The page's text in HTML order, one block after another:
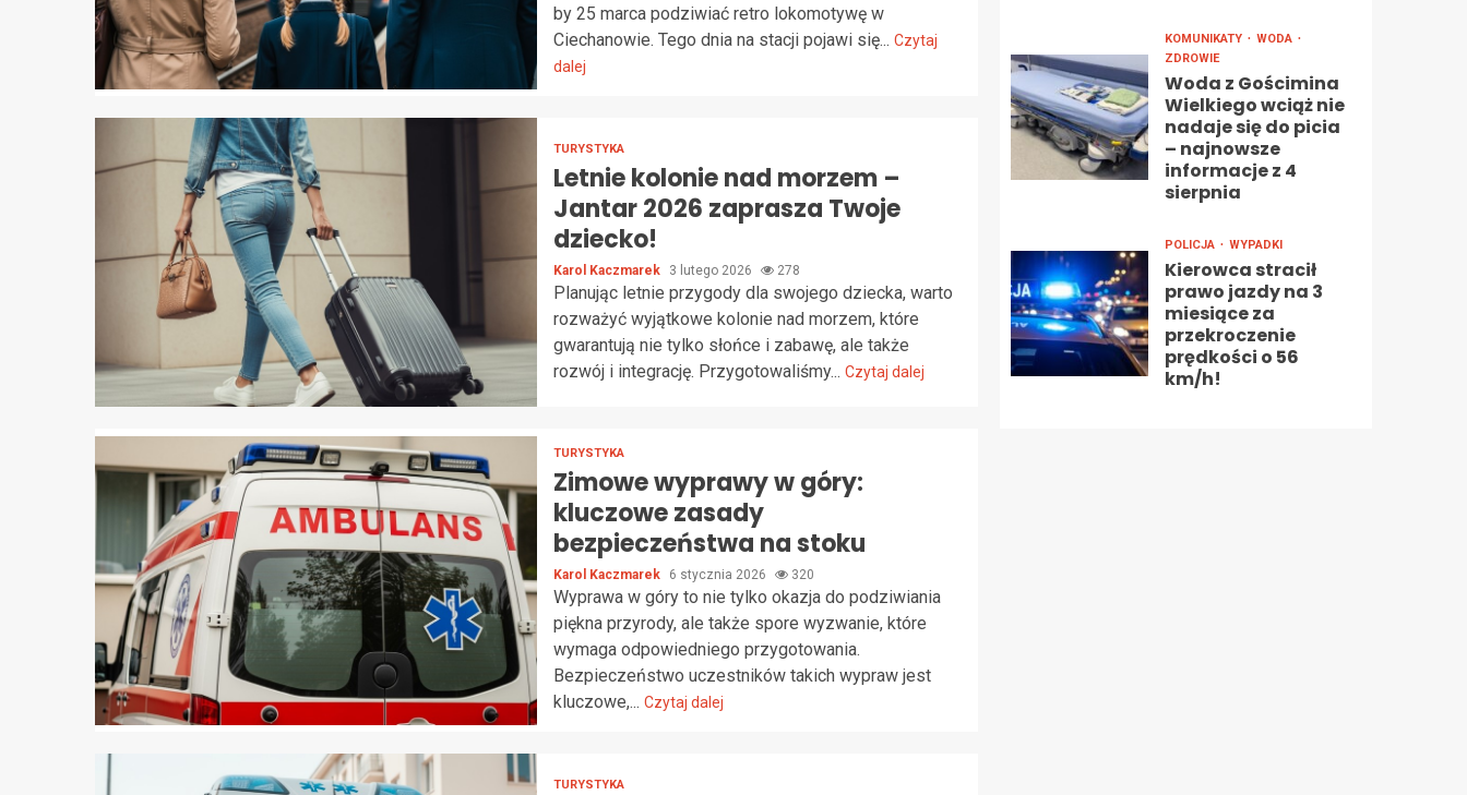
by 25 marca podziwiać retro lokomotywę w
Ciechanowie. Tego dnia na stacji pojawi się... Czytaj
dalej
TURYSTYKA
Letnie kolonie nad morzem –
Jantar 2026 zaprasza Twoje
dziecko!
Karol Kaczmarek 3 lutego 2026 278
Planując letnie przygody dla swojego dziecka, warto
rozważyć wyjątkowe kolonie nad morzem, które
gwarantują nie tylko słońce i zabawę, ale także
rozwój i integrację. Przygotowaliśmy... Czytaj dalej
TURYSTYKA
Zimowe wyprawy w góry:
kluczowe zasady
bezpieczeństwa na stoku
Karol Kaczmarek 6 stycznia 2026 320
Wyprawa w góry to nie tylko okazja do podziwiania
piękna przyrody, ale także spore wyzwanie, które
wymaga odpowiedniego przygotowania.
Bezpieczeństwo uczestników takich wypraw jest
kluczowe,... Czytaj dalej
TURYSTYKA
KOMUNIKATY
WODA
ZDROWIE
Woda z Gościmina
Wielkiego wciąż nie
nadaje się do picia
– najnowsze
informacje z 4
sierpnia
POLICJA WYPADKI
Kierowca stracił
prawo jazdy na 3
miesiące za
przekroczenie
prędkości o 56
km/h!